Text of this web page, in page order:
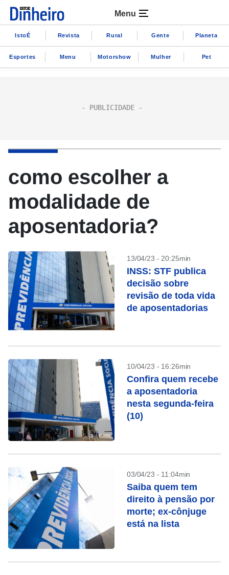
Menu
IstoÉ Revista Rural Gente Planeta
Esportes Menu Motorshow Mulher Pet
como escolher a
modalidade de
aposentadoria?
13/04/23 - 20:25min
INSS: STF publica
decisão sobre
revisão de toda vida
de aposentadorias
10/04/23 - 16:26min
Confira quem recebe
a aposentadoria
nesta segunda-feira
(10)
03/04/23 - 11:04min
Saiba quem tem
direito à pensão por
morte; ex-cônjuge
está na lista